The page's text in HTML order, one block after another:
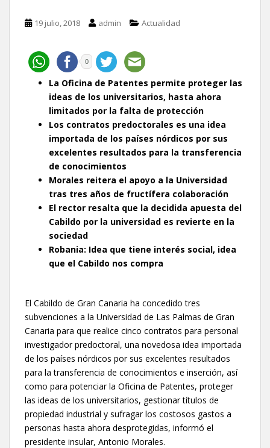
19 julio, 2018 admin Actualidad
0
La Oficina de Patentes permite proteger las
ideas de los universitarios, hasta ahora
limitados por la falta de protección
Los contratos predoctorales es una idea
importada de los países nórdicos por sus
excelentes resultados para la transferencia
de conocimientos
Morales reitera el apoyo a la Universidad
tras tres años de fructífera colaboración
El rector resalta que la decidida apuesta del
Cabildo por la universidad es revierte en la
sociedad
Robania: Idea que tiene interés social, idea
que el Cabildo nos compra
El Cabildo de Gran Canaria ha concedido tres
subvenciones a la Universidad de Las Palmas de Gran
Canaria para que realice cinco contratos para personal
investigador predoctoral, una novedosa idea importada
de los países nórdicos por sus excelentes resultados
para la transferencia de conocimientos e inserción, así
como para potenciar la Oficina de Patentes, proteger
las ideas de los universitarios, gestionar títulos de
propiedad industrial y sufragar los costosos gastos a
personas hasta ahora desprotegidas, informó el
presidente insular, Antonio Morales.